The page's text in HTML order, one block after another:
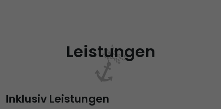
Leistungen
Inklusiv Leistungen